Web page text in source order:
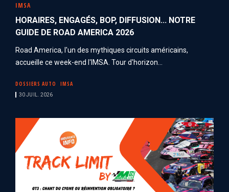
IMSA
HORAIRES, ENGAGÉS, BOP, DIFFUSION... NOTRE
GUIDE DE ROAD AMERICA 2026
Road America, l'un des mythiques circuits américains,
accueille ce week-end l'IMSA. Tour d'horizon...
DOSSIERS AUTO IMSA
30 JUIL. 2026